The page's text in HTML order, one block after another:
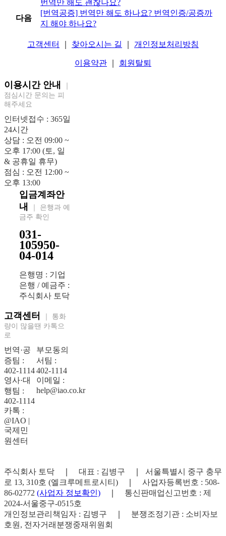
번역만 해도 괜찮나요?
다음
[번역공증] 번역만 해도 하나요? 번역인증/공증까
지 해야 하나요?
고객센터 찾아오시는 길 개인정보처리방침
이용약관 회원탈퇴
이용시간 안내
점심시간 문의는 피
해주세요
인터넷접수 : 365일
24시간
상담 : 오전 09:00 ~
오후 17:00 (토, 일
& 공휴일 휴무)
점심 : 오전 12:00 ~
오후 13:00
입금계좌안
내
｜ 은행과 예
금주 확인
031-
105950-
04-014
은행명 : 기업
은행 / 예금주 :
주식회사 토닥
고객센터
｜ 통화
량이 많을땐 카톡으
로
번역·공
증팀 :
402-1114
부모동의
서팀 :
402-1114
영사·대
행팀 :
402-1114
이메일 :
help@iao.co.kr
카톡 :
@IAO |
국제민
원센터
주식회사 토닥 대표 : 김병구
서울특별시 중구 충무
로 13, 310호 (엘크루메트로시티)
사업자등록번호 : 508-
86-02772 (사업자 정보확인)
통신판매업신고번호 : 제
2024-서울중구-0515호
개인정보관리책임자 : 김병구
분쟁조정기관 : 소비자보
호원, 전자거래분쟁중재위원회